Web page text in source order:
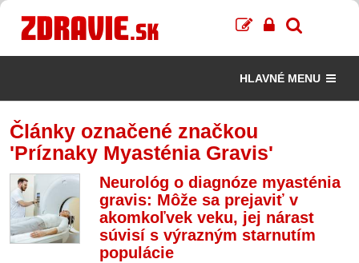
HLAVNÉ MENU
Články označené značkou
'Príznaky Myasténia Gravis'
Neurológ o diagnóze myasténia
gravis: Môže sa prejaviť v
akomkoľvek veku, jej nárast
súvisí s výrazným starnutím
populácie